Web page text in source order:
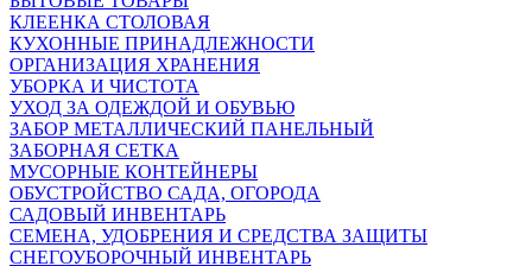
КЛЕЕНКА СТОЛОВАЯ
КУХОННЫЕ ПРИНАДЛЕЖНОСТИ
ОРГАНИЗАЦИЯ ХРАНЕНИЯ
УБОРКА И ЧИСТОТА
УХОД ЗА ОДЕЖДОЙ И ОБУВЬЮ
ЗАБОР МЕТАЛЛИЧЕСКИЙ ПАНЕЛЬНЫЙ
ЗАБОРНАЯ СЕТКА
МУСОРНЫЕ КОНТЕЙНЕРЫ
ОБУСТРОЙСТВО САДА, ОГОРОДА
САДОВЫЙ ИНВЕНТАРЬ
СЕМЕНА, УДОБРЕНИЯ И СРЕДСТВА ЗАЩИТЫ
СНЕГОУБОРОЧНЫЙ ИНВЕНТАРЬ